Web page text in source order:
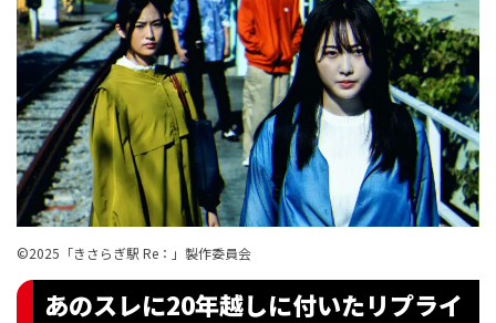
©︎2025「きさらぎ駅 Re：」製作委員会
あのスレに20年越しに付いたリプライ